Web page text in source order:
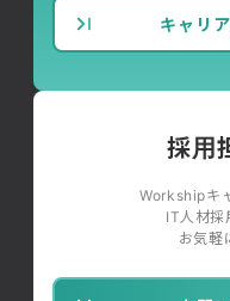
キャリ
採用
Workshipキ
IT人材採
お気軽